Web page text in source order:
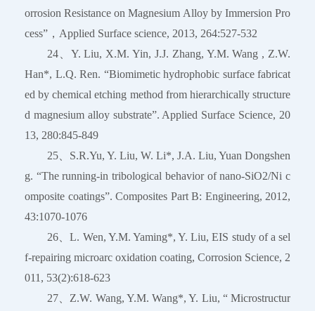
orrosion Resistance on Magnesium Alloy by Immersion Pro
cess”，Applied Surface science, 2013, 264:527-532
24、Y. Liu, X.M. Yin, J.J. Zhang, Y.M. Wang , Z.W.
Han*, L.Q. Ren. “Biomimetic hydrophobic surface fabricat
ed by chemical etching method from hierarchically structure
d magnesium alloy substrate”. Applied Surface Science, 20
13, 280:845-849
25、S.R.Yu, Y. Liu, W. Li*, J.A. Liu, Yuan Dongshen
g. “The running-in tribological behavior of nano-SiO2/Ni c
omposite coatings”. Composites Part B: Engineering, 2012,
43:1070-1076
26、L. Wen, Y.M. Yaming*, Y. Liu, EIS study of a sel
f-repairing microarc oxidation coating, Corrosion Science, 2
011, 53(2):618-623
27、Z.W. Wang, Y.M. Wang*, Y. Liu, “ Microstructur